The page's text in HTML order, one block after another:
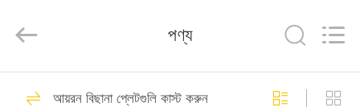
Trading
Co.,
Reserved.
পণ্য
আয়রন বিছানা প্লেটগুলি কাস্ট করুন